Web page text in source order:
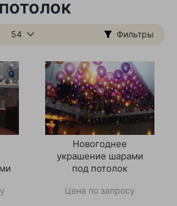
потолок
Фильтры
54
Новогоднее
украшение шарами
под потолок
Цена по запросу